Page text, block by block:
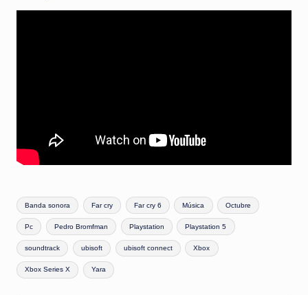
Etiquetas:
Banda sonora Far cry Far cry 6 Música Octubre
Pc Pedro Bromfman Playstation Playstation 5
soundtrack ubisoft ubisoft connect Xbox
Xbox Series X Yara